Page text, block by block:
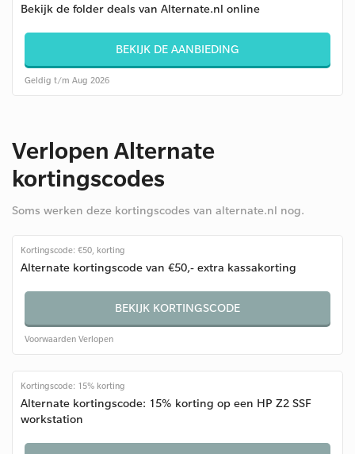
Bekijk de folder deals van Alternate.nl online
BEKIJK DE AANBIEDING
Geldig t/m Aug 2026
Verlopen Alternate
kortingscodes
Soms werken deze kortingscodes van alternate.nl nog.
Kortingscode: €50, korting
Alternate kortingscode van €50,- extra kassakorting
BEKIJK KORTINGSCODE
Voorwaarden Verlopen
Kortingscode: 15% korting
Alternate kortingscode: 15% korting op een HP Z2 SSF
workstation